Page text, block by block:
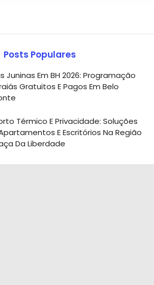
Posts Populares
Juninas Em BH 2026: Programação
Gratuitos E Pagos Em Belo
Térmico E Privacidade: Soluções
E Escritórios Na Região
Da Liberdade